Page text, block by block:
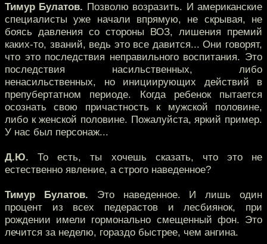
Тимур Булатов. Позволю возразить. И американские
специалисты уже начали впрямую, не скрывая, не
боясь давления со стороны ВОЗ, лишения премий
каких-то, званий, ведь это все давится... Они говорят,
что это последствия неправильного воспитания. Это
последствия насильственных, либо
ненасильственных, но инициирующих действий в
препубертатном периоде. Когда ребенок пытается
осознать свою причастность к мужской половине,
либо к женской половине. Пожалуйста, яркий пример.
У нас был персонаж...
Д.Ю. То есть, ты хочешь сказать, что это не
естественно явление, а строго наведенное?
Тимур Булатов. Это наведенное. И лишь один
процент из всех педерастов и лесбиянок, при
рождении имели гормонально смещенный фон. Это
лечится за неделю, гораздо быстрее, чем ангина.